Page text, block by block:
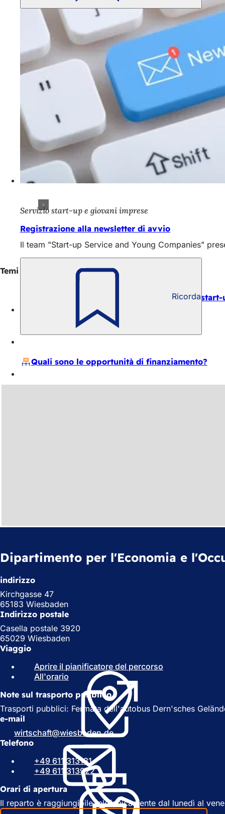
Servizio start-up e giovani imprese
Registrazione alla newsletter di avvio
Il team "Start-up Service and Young Companies"
Ricorda
Temi
Come posso iniziare a lavorare con la mia start-
Chi mi aiuterà con la mia start-up?
Quali sono le opportunità di finanziamento?
Dipartimento per l'Economia e
indirizzo
Kirchgasse 47
65183 Wiesbaden
Indirizzo postale
Casella postale 3920
65029 Wiesbaden
Viaggio
Aprire il pianificatore del percorso
p
o
All'orario
i
a
e
i
n
u
n
a
u
Note sul trasporto pubblico
Trasporti pubblici: Fermata dell'autobus Dern'sches
e-mail
wirtschaft
wiesbaden de
Telefono
+49 611 313131
+49 611 313922
Orari di apertura
Il reparto è raggiungibile telefonicamente dal lunedì al